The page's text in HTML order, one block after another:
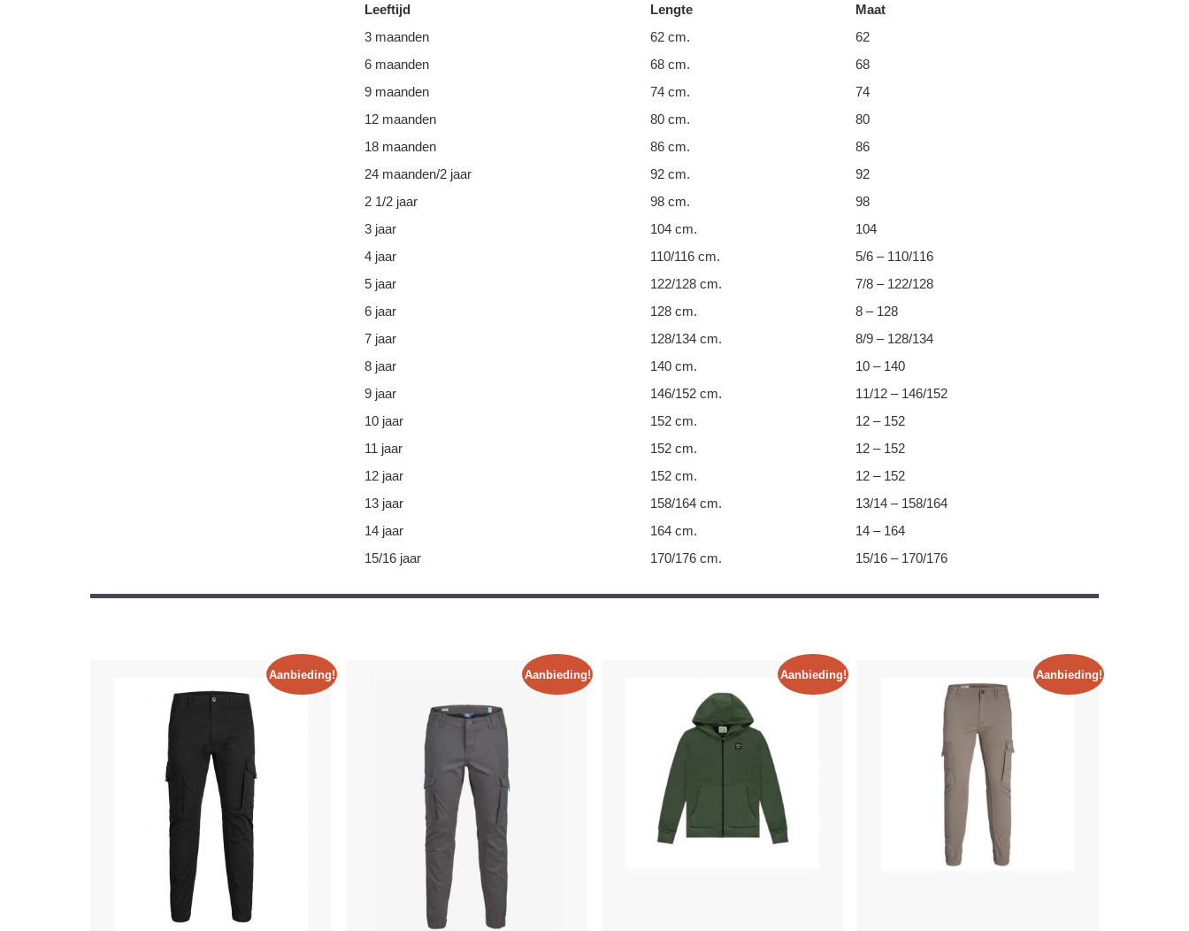
Leeftijd Lengte
Maat
3 maanden
62 cm.
62
6 maanden
68 cm.
68
9 maanden
74 cm.
74
12 maanden
80 cm.
80
18 maanden
86 cm.
86
24 maanden/2 jaar
92 cm.
92
2 1/2 jaar
98 cm.
98
3 jaar
104 cm.
104
4 jaar
110/116 cm.
5/6 – 110/116
5 jaar
122/128 cm.
7/8 – 122/128
6 jaar
128 cm.
8 – 128
7 jaar
128/134 cm.
8/9 – 128/134
8 jaar
140 cm.
10 – 140
9 jaar
146/152 cm.
11/12 – 146/152
10 jaar
152 cm.
12 – 152
11 jaar
152 cm.
12 – 152
12 jaar
152 cm.
12 – 152
13 jaar
158/164 cm.
13/14 – 158/164
14 jaar
164 cm.
14 – 164
15/16 jaar
170/176 cm. 15/16 – 170/176
Aanbieding! Aanbieding! Aanbieding! Aanbieding!